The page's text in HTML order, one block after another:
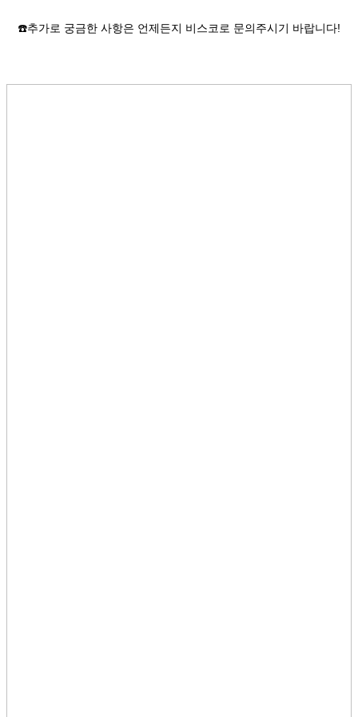
☎️추가로 궁금한 사항은 언제든지 비스코로 문의주시기 바랍니다!